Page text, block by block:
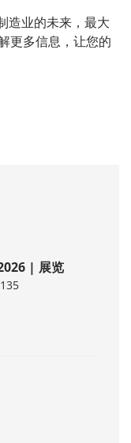
造业的未来，最大
更多信息，让您的
| 展览